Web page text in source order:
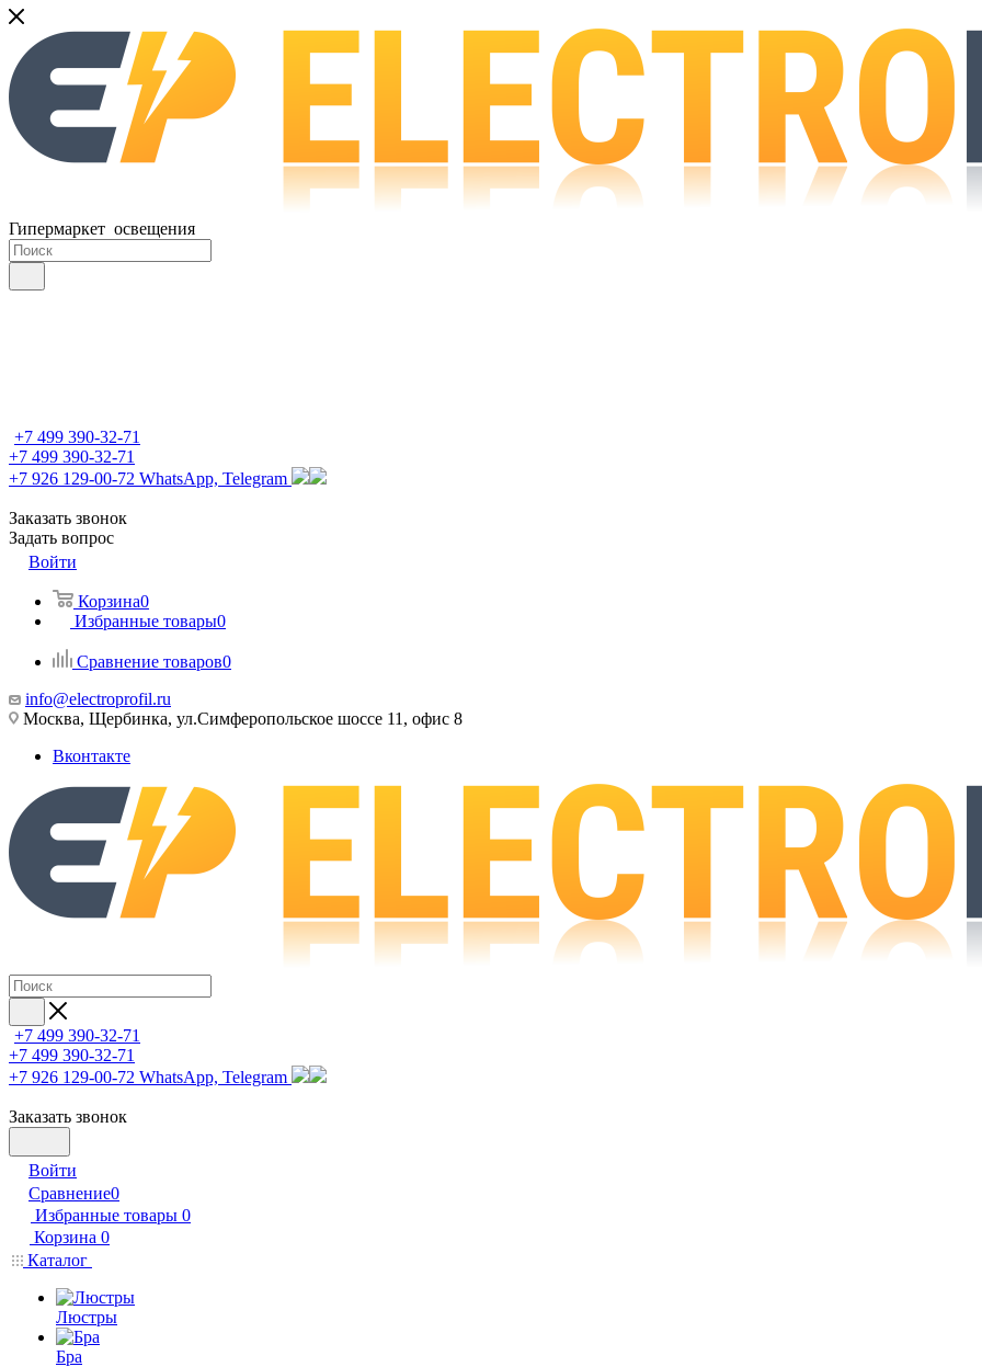
Гипермаркет освещения
+7 499 390-32-71
+7 499 390-32-71
+7 926 129-00-72 WhatsApp, Telegram
Заказать звонок
Задать вопрос
Войти
Корзина0
Избранные товары0
Сравнение товаров0
info@electroprofil.ru
Москва, Щербинка, ул.Симферопольское шоссе 11, офис 8
Вконтакте
+7 499 390-32-71
+7 499 390-32-71
+7 926 129-00-72 WhatsApp, Telegram
Заказать звонок
Войти
Сравнение0
Избранные товары 0
Корзина 0
Каталог
Люстры
Бра